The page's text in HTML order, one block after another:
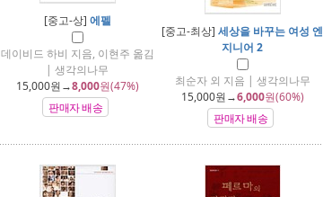
[중고-상] 에펠
데이비드 하비 지음, 이현주 옮김
| 생각의나무
15,000원→8,000원(47%)
판매자 배송
[중고-최상] 세상을 바꾸는 여성 엔
지니어 2
최순자 외 지음 | 생각의나무
15,000원→6,000원(60%)
판매자 배송